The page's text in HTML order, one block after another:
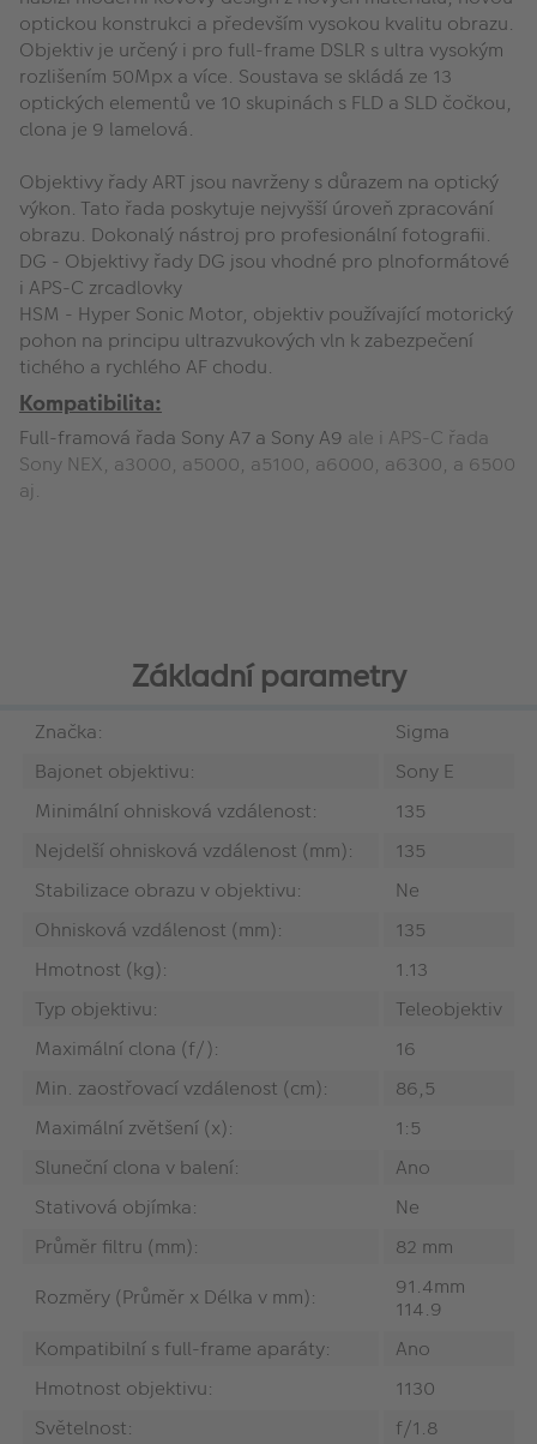
optickou konstrukci a především vysokou kvalitu obrazu.
Objektiv je určený i pro full-frame DSLR s ultra vysokým
rozlišením 50Mpx a více. Soustava se skládá ze 13
optických elementů ve 10 skupinách s FLD a SLD čočkou,
clona je 9 lamelová.
Objektivy řady ART jsou navrženy s důrazem na optický
výkon. Tato řada poskytuje nejvyšší úroveň zpracování
obrazu. Dokonalý nástroj pro profesionální fotografii.
DG - Objektivy řady DG jsou vhodné pro plnoformátové
i APS-C zrcadlovky
HSM - Hyper Sonic Motor, objektiv používající motorický
pohon na principu ultrazvukových vln k zabezpečení
tichého a rychlého AF chodu.
Kompatibilita:
Full-framová řada Sony A7 a Sony A9 ale i APS-C řada
Sony NEX, a3000, a5000, a5100, a6000, a6300, a 6500
aj.
Základní parametry
Značka:
Sigma
Bajonet objektivu:
Sony E
Minimální ohnisková vzdálenost:
135
Nejdelší ohnisková vzdálenost (mm):
135
Stabilizace obrazu v objektivu:
Ne
Ohnisková vzdálenost (mm):
135
Hmotnost (kg):
1.13
Typ objektivu:
Teleobjektiv
Maximální clona (f/):
16
Min. zaostřovací vzdálenost (cm):
86,5
Maximální zvětšení (x):
1:5
Sluneční clona v balení:
Ano
Stativová objímka:
Ne
Průměr filtru (mm):
82 mm
Rozměry (Průměr x Délka v mm):
91.4mm
114.9
Kompatibilní s full-frame aparáty:
Ano
Hmotnost objektivu:
1130
Světelnost:
f/1.8